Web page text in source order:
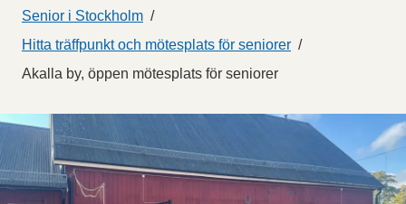
Senior i Stockholm
Hitta träffpunkt och mötesplats för seniorer
Akalla by, öppen mötesplats för seniorer